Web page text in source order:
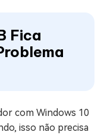
Fica
com Windows 10
isso não precisa